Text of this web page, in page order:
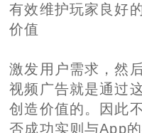
有效维护玩家良好
价值
激发用户需求，然
视频广告就是通过
创造价值的。因此
否成功实则与App